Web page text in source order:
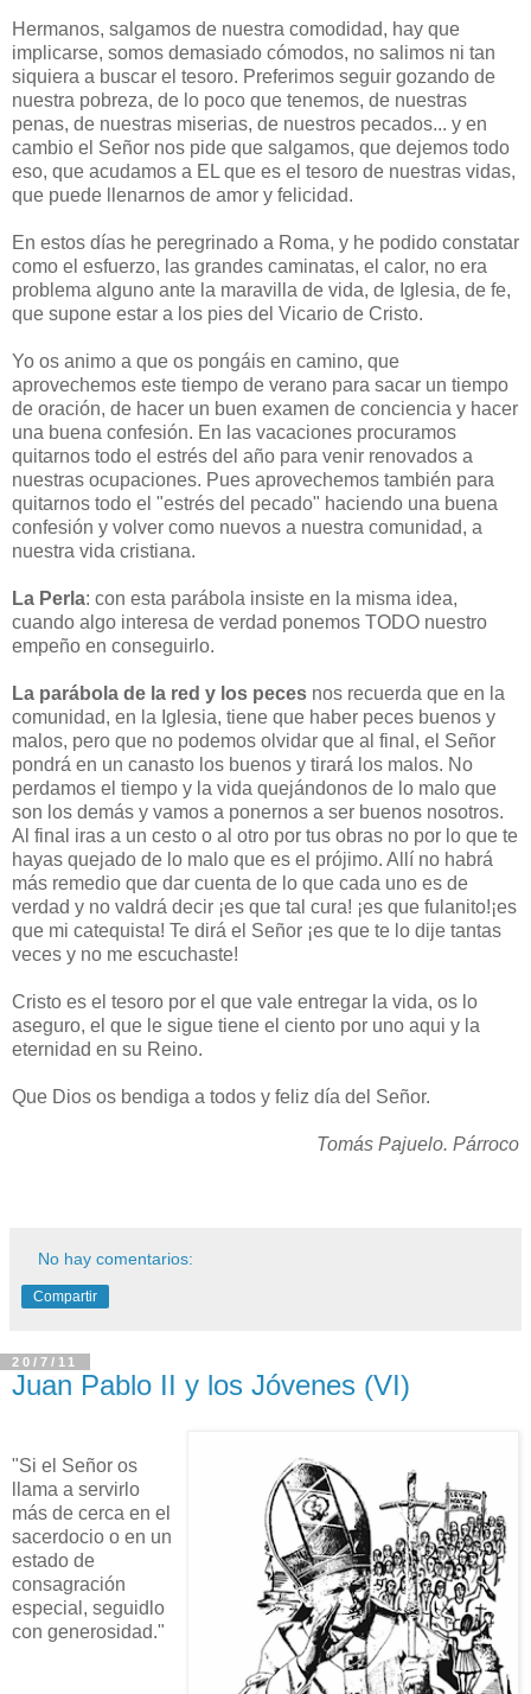
Hermanos, salgamos de nuestra comodidad, hay que
implicarse, somos demasiado cómodos, no salimos ni tan
siquiera a buscar el tesoro. Preferimos seguir gozando de
nuestra pobreza, de lo poco que tenemos, de nuestras
penas, de nuestras miserias, de nuestros pecados... y en
cambio el Señor nos pide que salgamos, que dejemos todo
eso, que acudamos a EL que es el tesoro de nuestras vidas,
que puede llenarnos de amor y felicidad.
En estos días he peregrinado a Roma, y he podido constatar
como el esfuerzo, las grandes caminatas, el calor, no era
problema alguno ante la maravilla de vida, de Iglesia, de fe,
que supone estar a los pies del Vicario de Cristo.
Yo os animo a que os pongáis en camino, que
aprovechemos este tiempo de verano para sacar un tiempo
de oración, de hacer un buen examen de conciencia y hacer
una buena confesión. En las vacaciones procuramos
quitarnos todo el estrés del año para venir renovados a
nuestras ocupaciones. Pues aprovechemos también para
quitarnos todo el "estrés del pecado" haciendo una buena
confesión y volver como nuevos a nuestra comunidad, a
nuestra vida cristiana.
La Perla: con esta parábola insiste en la misma idea,
cuando algo interesa de verdad ponemos TODO nuestro
empeño en conseguirlo.
La parábola de la red y los peces nos recuerda que en la
comunidad, en la Iglesia, tiene que haber peces buenos y
malos, pero que no podemos olvidar que al final, el Señor
pondrá en un canasto los buenos y tirará los malos. No
perdamos el tiempo y la vida quejándonos de lo malo que
son los demás y vamos a ponernos a ser buenos nosotros.
Al final iras a un cesto o al otro por tus obras no por lo que te
hayas quejado de lo malo que es el prójimo. Allí no habrá
más remedio que dar cuenta de lo que cada uno es de
verdad y no valdrá decir ¡es que tal cura! ¡es que fulanito!¡es
que mi catequista! Te dirá el Señor ¡es que te lo dije tantas
veces y no me escuchaste!
Cristo es el tesoro por el que vale entregar la vida, os lo
aseguro, el que le sigue tiene el ciento por uno aqui y la
eternidad en su Reino.
Que Dios os bendiga a todos y feliz día del Señor.
Tomás Pajuelo. Párroco
No hay comentarios:
Compartir
20/7/11
Juan Pablo II y los Jóvenes (VI)
"Si el Señor os
llama a servirlo
más de cerca en el
sacerdocio o en un
estado de
consagración
especial, seguidlo
con generosidad."